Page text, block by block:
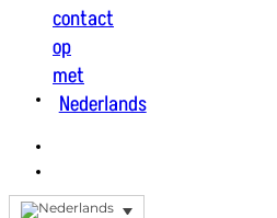
contact
op
met
Nederlands